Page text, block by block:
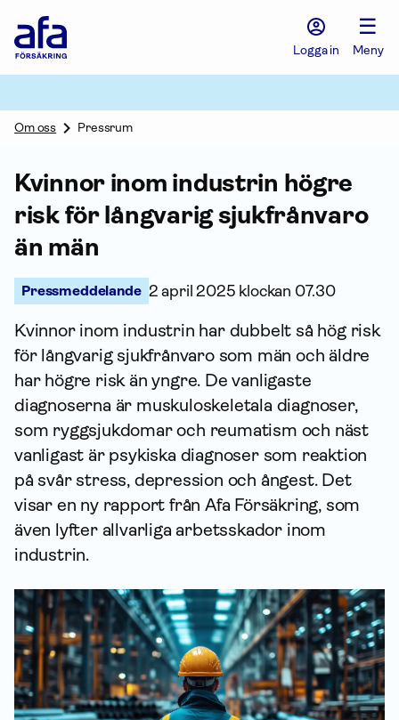
Försäkring
Logga in
☰
Meny
Om oss Pressrum
Kvinnor inom industrin högre
risk för långvarig sjukfrånvaro
än män
Pressmeddelande 2 april 2025 klockan 07.30
Kvinnor inom industrin har dubbelt så hög risk
för långvarig sjukfrånvaro som män och äldre
har högre risk än yngre. De vanligaste
diagnoserna är muskuloskeletala diagnoser,
som ryggsjukdomar och reumatism och näst
vanligast är psykiska diagnoser som reaktion
på svår stress, depression och ångest. Det
visar en ny rapport från Afa För­säkring, som
även lyfter allvarliga arbets­skador inom
industrin.